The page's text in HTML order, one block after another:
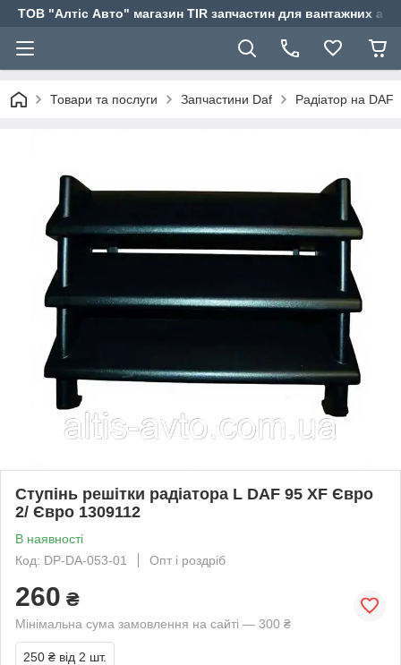
ТОВ "Алтіс Авто" магазин TIR запчастин для вантажних
Товари та послуги Запчастини Daf Радіатор на DAF
Ступінь решітки радіатора L DAF 95 XF Євро
2/ Євро 1309112
В наявності
Код: DP-DA-053-01
Опт і роздріб
260 ₴
Мінімальна сума замовлення на сайті — 300 ₴
250 ₴ від 2 шт.